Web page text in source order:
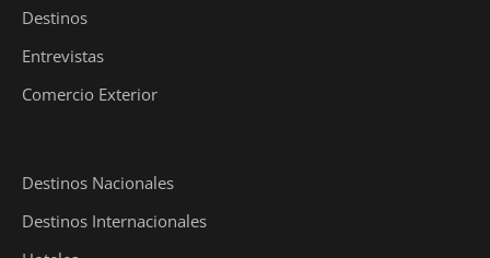
Destinos
Entrevistas
Comercio Exterior
Destinos Nacionales
Destinos Internacionales